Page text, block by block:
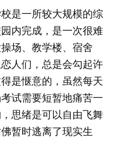
是一所较大规模的综
内完成，是一次很难
场、教学楼、宿舍
人们，总是会勾起许
是惬意的，虽然每天
试需要短暂地痛苦一
思绪是可以自由飞舞
暂时逃离了现实生